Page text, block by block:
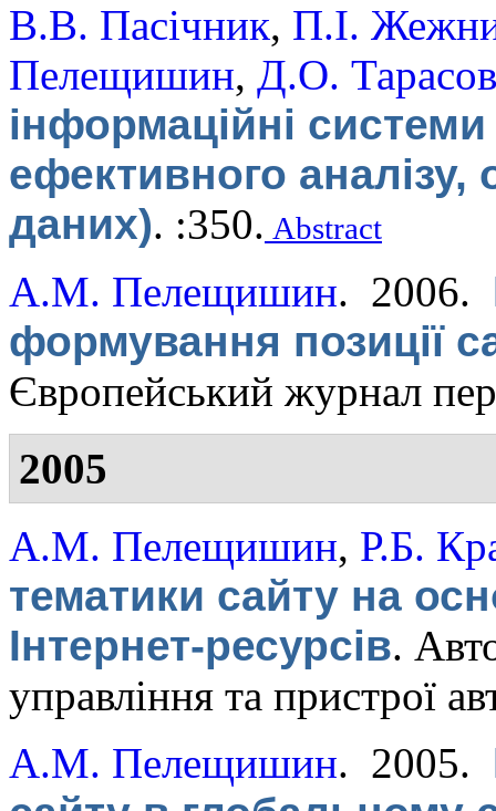
В.В. Пасічник, П.І.
Пелещишин, Д.О. Тарасов
інформаційні системи
ефективного
даних). :350. Abstract
А.М. Пелещишин. 2006.
формування позиції
Європейський журнал
2005
А.М. Пелещишин, Р.Б.
тематики сайту на
Інтернет-ресурсів.
управління та пристрої
А.М. Пелещишин. 2005.